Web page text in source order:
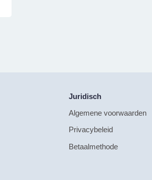
Juridisch
Algemene voorwaarden
Privacybeleid
Betaalmethode